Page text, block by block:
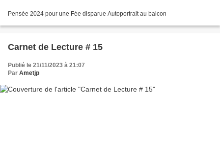
Pensée 2024 pour une Fée disparue Autoportrait au balcon
Carnet de Lecture # 15
Publié le 21/11/2023 à 21:07
Par Ametjp